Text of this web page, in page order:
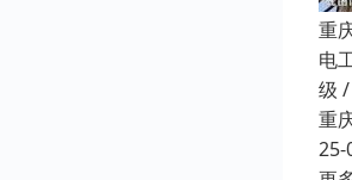
重
电
级
重
25-